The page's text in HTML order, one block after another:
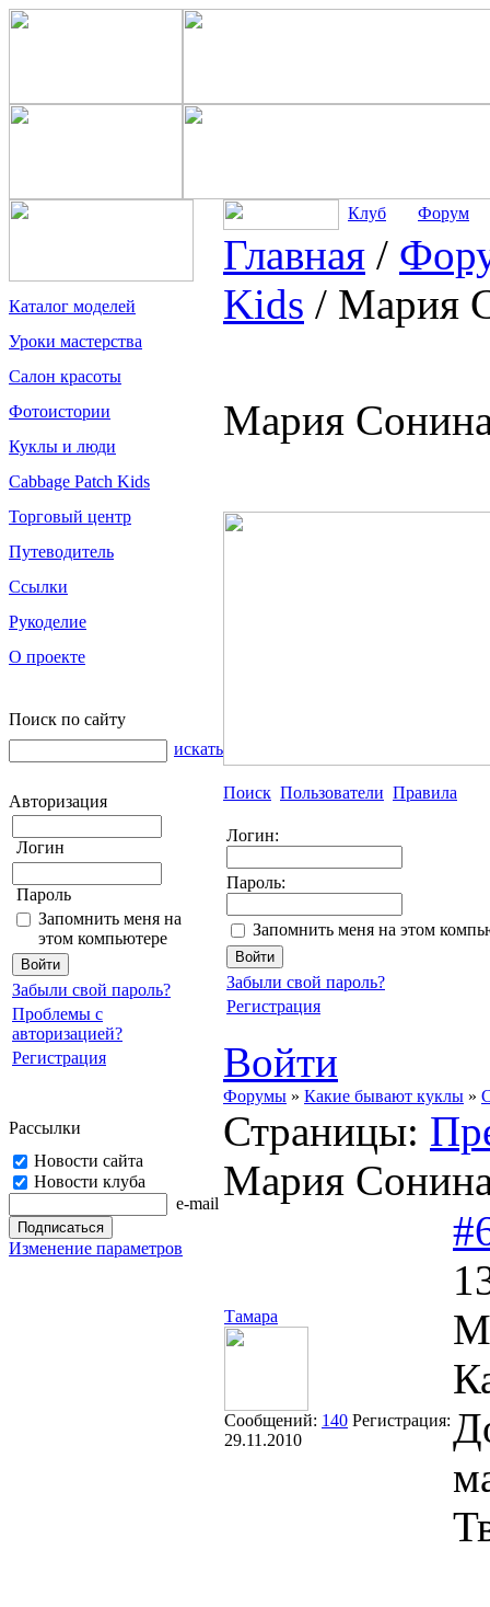
Каталог моделей
Уроки мастерства
Салон красоты
Фотоистории
Куклы и люди
Cabbage Patch Kids
Торговый центр
Путеводитель
Ссылки
Рукоделие
О проекте
Поиск по сайту
искать
Авторизация
Логин
Пароль
Запомнить меня на
этом компьютере
Забыли свой пароль?
Проблемы с
авторизацией?
Регистрация
Рассылки
Новости сайта
Новости клуба
e-mail
Изменение параметров
Клуб Форум
Главная /
Kids / Мария
Мария
Поиск Пользователи Правила
Логин:
Пароль:
Запомнить меня на этом
Забыли свой пароль?
Регистрация
Войти
Форумы » Какие бывают куклы »
Страницы:
Мария
Тамара
Сообщений: 140 Регистрация:
29.11.2010